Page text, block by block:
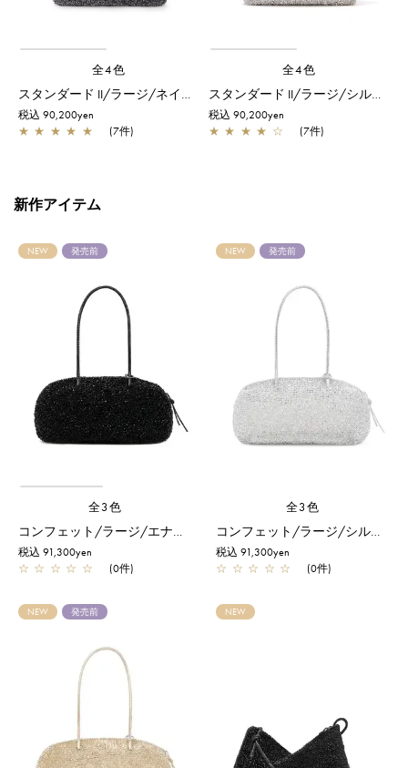
全4色
スタンダード II/ラージ/ネイビーシルバー
税込 90,200yen
★ ★ ★ ★ ★ (7件)
全4色
スタンダード II/ラージ/シルバー
税込 90,200yen
★ ★ ★ ★ ☆ (7件)
新作アイテム
NEW 発売前
全3色
コンフェット/ラージ/エナメルブラック
税込 91,300yen
☆ ☆ ☆ ☆ ☆ (0件)
NEW 発売前
全3色
コンフェット/ラージ/シルバー
税込 91,300yen
☆ ☆ ☆ ☆ ☆ (0件)
NEW 発売前 NEW